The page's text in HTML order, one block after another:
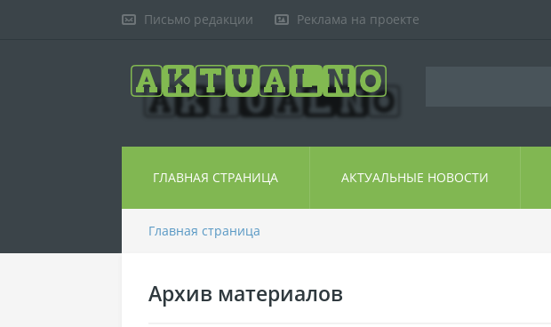
Письмо редакции Реклама на проекте
ГЛАВНАЯ СТРАНИЦА АКТУАЛЬНЫЕ НОВОСТИ
Главная страница
Архив материалов